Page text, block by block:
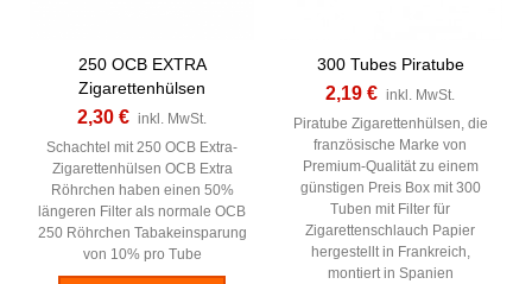
250 OCB EXTRA
Zigarettenhülsen
2,30 € inkl. MwSt.
Schachtel mit 250 OCB Extra-
Zigarettenhülsen OCB Extra
Röhrchen haben einen 50%
längeren Filter als normale OCB
250 Röhrchen Tabakeinsparung
von 10% pro Tube
300 Tubes Piratube
2,19 € inkl. MwSt.
Piratube Zigarettenhülsen, die
französische Marke von
Premium-Qualität zu einem
günstigen Preis Box mit 300
Tuben mit Filter für
Zigarettenschlauch Papier
hergestellt in Frankreich,
montiert in Spanien